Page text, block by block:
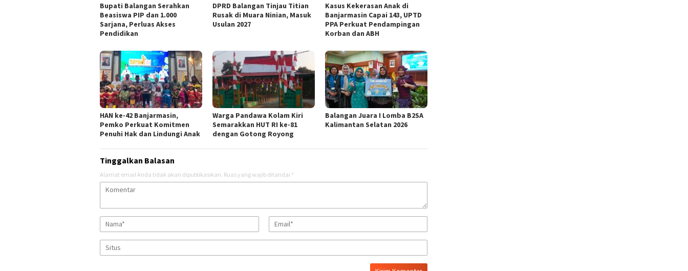
Bupati Balangan Serahkan
Beasiswa PIP dan 1.000
Sarjana, Perluas Akses
Pendidikan
DPRD Balangan Tinjau Titian
Rusak di Muara Ninian, Masuk
Usulan 2027
Kasus Kekerasan Anak di
Banjarmasin Capai 143, UPTD
PPA Perkuat Pendampingan
Korban dan ABH
HAN ke-42 Banjarmasin,
Pemko Perkuat Komitmen
Penuhi Hak dan Lindungi Anak
Warga Pandawa Kolam Kiri
Semarakkan HUT RI ke-81
dengan Gotong Royong
Balangan Juara I Lomba B2SA
Kalimantan Selatan 2026
Tinggalkan Balasan
Alamat email Anda tidak akan dipublikasikan. Ruas yang wajib ditandai *